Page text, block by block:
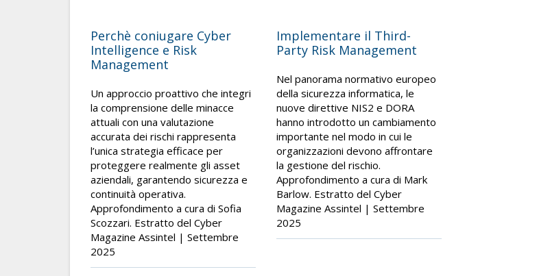
Perchè coniugare Cyber
Intelligence e Risk
Management
Un approccio proattivo che integri
la comprensione delle minacce
attuali con una valutazione
accurata dei rischi rappresenta
l’unica strategia efficace per
proteggere realmente gli asset
aziendali, garantendo sicurezza e
continuità operativa.
Approfondimento a cura di Sofia
Scozzari. Estratto del Cyber
Magazine Assintel | Settembre
2025
Implementare il Third-
Party Risk Management
Nel panorama normativo europeo
della sicurezza informatica, le
nuove direttive NIS2 e DORA
hanno introdotto un cambiamento
importante nel modo in cui le
organizzazioni devono affrontare
la gestione del rischio.
Approfondimento a cura di Mark
Barlow. Estratto del Cyber
Magazine Assintel | Settembre
2025